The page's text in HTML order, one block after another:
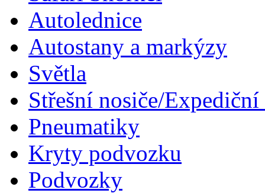
Autolednice
Autostany a markýzy
Světla
Střešní nosiče/
Pneumatiky
Kryty podvozku
Podvozky